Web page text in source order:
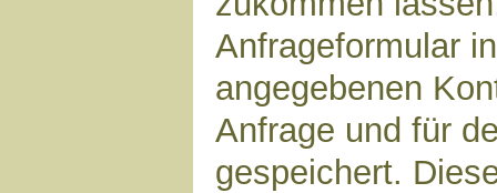
Anfrageformular
angegebenen
Anfrage und für
gespeichert.